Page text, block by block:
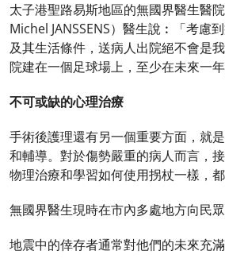
太子港聖路易斯地區的無國界醫生醫
Michel JANSSENS）醫生說︰「考慮
及其生活條件，送病人出院絕不會是
院建在一個足球場上，至少在未來一年
不可或缺的心理治療
手術後護理還有另一個重要方面，就
和輔導。對於傷勢嚴重的病人而言，
物理治療和學習如何使用拐杖一樣，都
無國界醫生現時在市內多處地方向民眾
地震中的倖存者通常對他們的未來充滿